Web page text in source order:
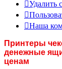
Удалить
Наша
Принтеры
денежные
ценам